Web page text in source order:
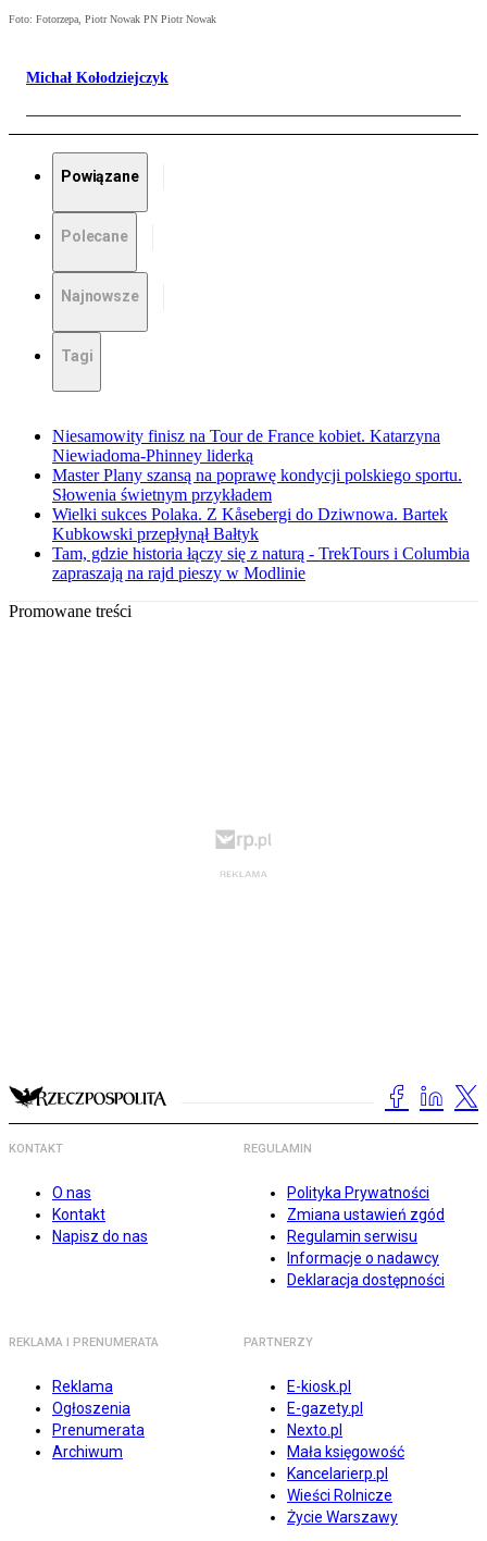
Foto: Fotorzepa, Piotr Nowak PN Piotr Nowak
Michał Kołodziejczyk
Powiązane
Polecane
Najnowsze
Tagi
Niesamowity finisz na Tour de France kobiet. Katarzyna
Niewiadoma-Phinney liderką
Master Plany szansą na poprawę kondycji polskiego sportu.
Słowenia świetnym przykładem
Wielki sukces Polaka. Z Kåsebergi do Dziwnowa. Bartek
Kubkowski przepłynął Bałtyk
Tam, gdzie historia łączy się z naturą - TrekTours i Columbia
zapraszają na rajd pieszy w Modlinie
Promowane treści
KONTAKT
O nas
Kontakt
Napisz do nas
REGULAMIN
Polityka Prywatności
Zmiana ustawień zgód
Regulamin serwisu
Informacje o nadawcy
Deklaracja dostępności
REKLAMA I PRENUMERATA
Reklama
Ogłoszenia
Prenumerata
Archiwum
PARTNERZY
E-kiosk.pl
E-gazety.pl
Nexto.pl
Mała księgowość
Kancelarierp.pl
Wieści Rolnicze
Życie Warszawy